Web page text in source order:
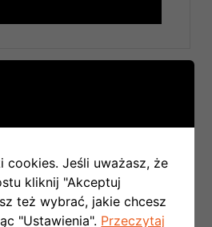
cookies. Jeśli uważasz, że
kliknij "Akceptuj
też wybrać, jakie chcesz
"Ustawienia". Przeczytaj